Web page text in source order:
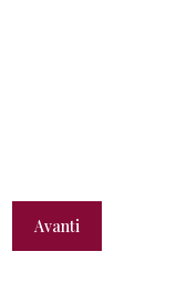
Avanti